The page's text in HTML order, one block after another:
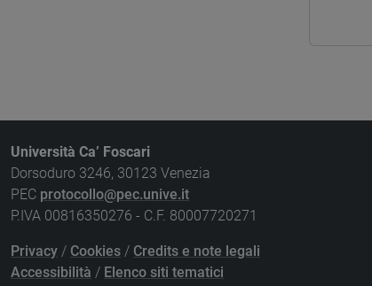
Università Ca’ Foscari
Dorsoduro 3246, 30123 Venezia
PEC protocollo@pec.unive.it
P.IVA 00816350276 - C.F. 80007720271
Privacy / Cookies / Credits e note legali
Accessibilità / Elenco siti tematici